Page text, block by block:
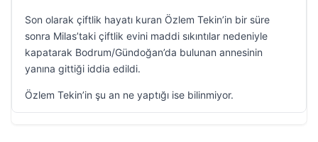
Son olarak çiftlik hayatı kuran Özlem Tekin’in bir süre
sonra Milas’taki çiftlik evini maddi sıkıntılar nedeniyle
kapatarak Bodrum/Gündoğan’da bulunan annesinin
yanına gittiği iddia edildi.
Özlem Tekin’in şu an ne yaptığı ise bilinmiyor.